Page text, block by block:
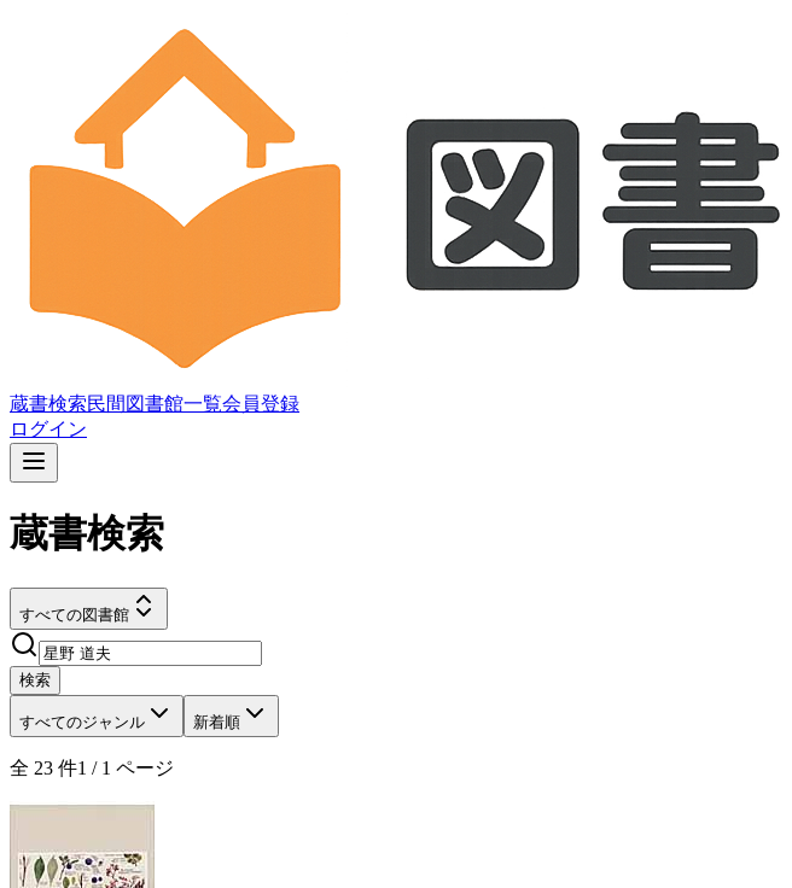
蔵書検索民間図書館一覧会員登録
ログイン
蔵書検索
すべての図書館
検索
すべてのジャンル 新着順
全 23 件1 / 1 ページ